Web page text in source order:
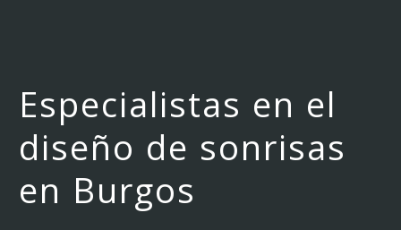
Especialistas en el
diseño de sonrisas
en Burgos